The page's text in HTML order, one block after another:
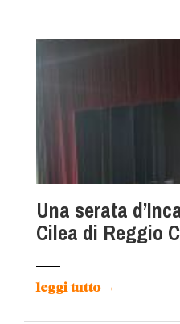
Una serata
Cilea di Reggio
leggi tutto →